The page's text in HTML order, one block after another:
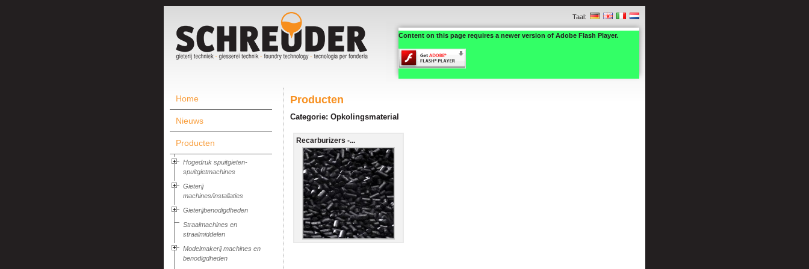
Taal:
Content on this page requires a newer version of Adobe Flash Player.
Home
Nieuws
Producten
Hogedruk spuitgieten-
spuitgietmachines
Gieterij
machines/installaties
Gieterijbenodigdheden
Straalmachines en
straalmiddelen
Modelmakerij machines en
benodigdheden
Producten
Categorie: Opkolingsmaterial
Recarburizers -...